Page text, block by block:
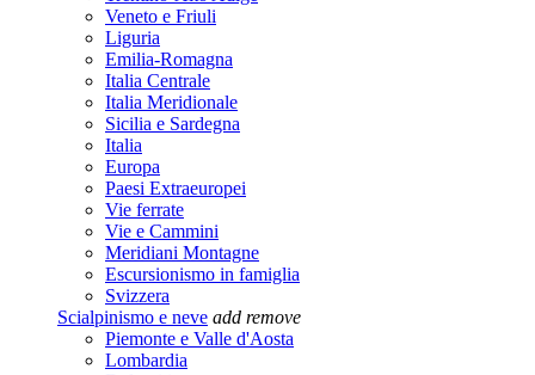
Veneto e Friuli
Liguria
Emilia-Romagna
Italia Centrale
Italia Meridionale
Sicilia e Sardegna
Italia
Europa
Paesi Extraeuropei
Vie ferrate
Vie e Cammini
Meridiani Montagne
Escursionismo in famiglia
Svizzera
Scialpinismo e neve add remove
Piemonte e Valle d'Aosta
Lombardia